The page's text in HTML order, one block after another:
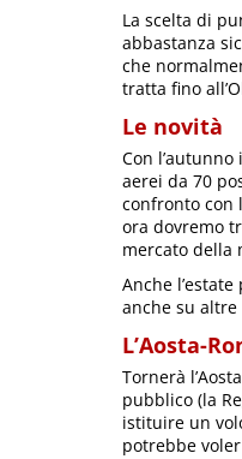
La scelta di
abbastanza
che
tratta fino
Le novità
Con
aerei da 70
confronto con
ora dovremo
mercato della
Anche
anche su altre
L’Aosta-
Tornerà
pubblico (la
istituire un
potrebbe